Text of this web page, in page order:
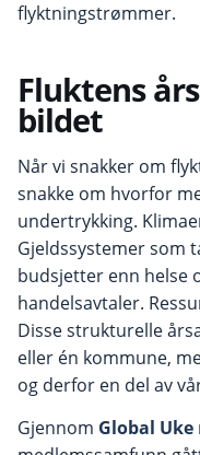
flyktningstrømmer.
Fluktens
bildet
Når vi snakker om
snakke om hvorfor
undertrykking.
Gjeldssystemer som
budsjetter enn helse
handelsavtaler.
Disse strukturelle
eller én kommune,
og derfor en del av
Gjennom Global Uke